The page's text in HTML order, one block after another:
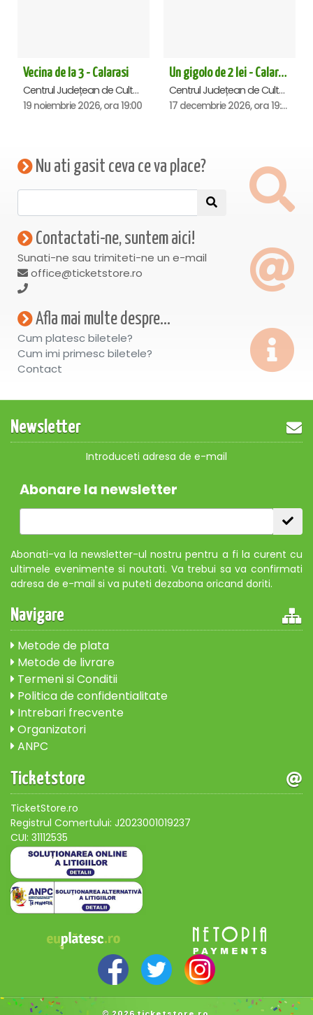
Vecina de la 3 - Calarasi
Centrul Județean de Cultură și Creație Călărași - Sala , Calarasi
19 noiembrie 2026, ora 19:00
Un gigolo de 2 lei - Calarasi
Centrul Județean de Cultură și Creație Călărași - Sala , Calarasi
17 decembrie 2026, ora 19:00
Nu ati gasit ceva ce va place?
Contactati-ne, suntem aici!
Sunati-ne sau trimiteti-ne un e-mail
office@ticketstore.ro
Afla mai multe despre...
Cum platesc biletele?
Cum imi primesc biletele?
Contact
Newsletter
Introduceti adresa de e-mail
Abonare la newsletter
Abonati-va la newsletter-ul nostru pentru a fi la curent cu
ultimele evenimente si noutati. Va trebui sa va confirmati
adresa de e-mail si va puteti dezabona oricand doriti.
Navigare
Metode de plata
Metode de livrare
Termeni si Conditii
Politica de confidentialitate
Intrebari frecvente
Organizatori
ANPC
Ticketstore
TicketStore.ro
Registrul Comertului: J2023001019237
CUI: 31112535